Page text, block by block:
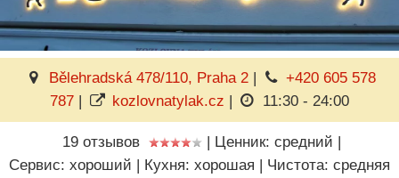
Bělehradská 478/110, Praha 2|
+420 605 578
787 | kozlovnatylak.cz | 11:30 - 24:00
19 отзывов | Ценник: средний |
Сервис: хороший | Кухня: хорошая | Чистота: средняя